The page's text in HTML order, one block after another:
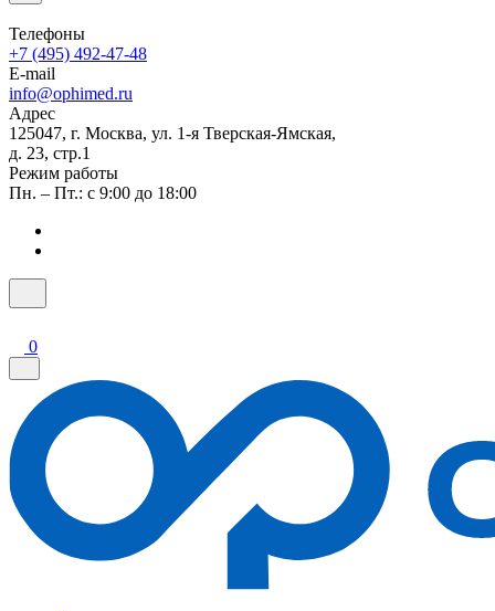
Телефоны
+7 (495) 492-47-48
E-mail
info@ophimed.ru
Адрес
125047, г. Москва, ул. 1-я Тверская-Ямская,
д. 23, стр.1
Режим работы
Пн. – Пт.: с 9:00 до 18:00
0